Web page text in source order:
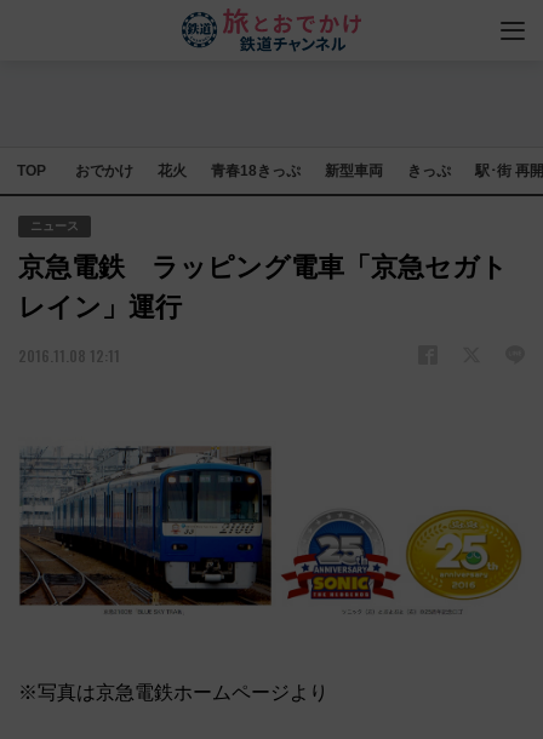
TOP おでかけ 花火 青春18きっぷ 新型車両 きっぷ 駅･街 再
ニュース
京急電鉄 ラッピング電車「京急セガト
レイン」運行
2016.11.08 12:11
※写真は京急電鉄ホームページより